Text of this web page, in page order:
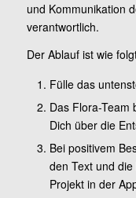
und Kommunikation
verantwortlich.
Der Ablauf ist wie
Fülle das
Das Flora-Team
Dich über die
Bei positivem
den Text und
Projekt in der